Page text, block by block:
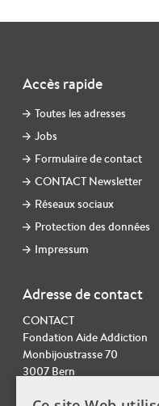
Accès rapide
Toutes les adresses
Jobs
Formulaire de contact
CONTACT Newsletter
Réseaux sociaux
Protection des données
Impressum
Adresse de contact
CONTACT
Fondation Aide Addiction
Monbijoustrasse 70
3007 Bern